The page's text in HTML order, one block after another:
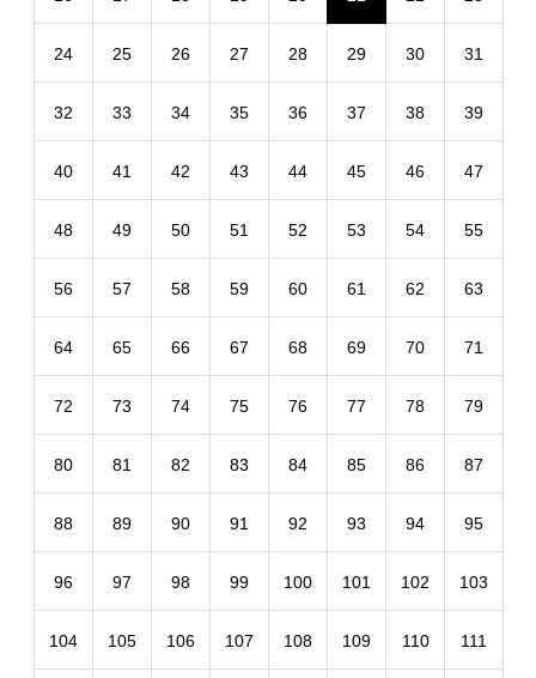
24 25 26 27 28 29 30 31
32 33 34 35 36 37 38 39
40 41 42 43 44 45 46 47
48 49 50 51 52 53 54 55
56 57 58 59 60 61 62 63
64 65 66 67 68 69 70 71
72 73 74 75 76 77 78 79
80 81 82 83 84 85 86 87
88 89 90 91 92 93 94 95
96 97 98 99 100 101 102 103
104 105 106 107 108 109 110 111